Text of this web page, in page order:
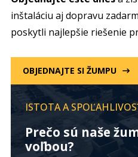
inštaláciu aj dopravu
poskytli najlepšie riešenie
OBJEDNAJTE SI ŽUMPU
ISTOTA A
Prečo sú naše
voľbou?